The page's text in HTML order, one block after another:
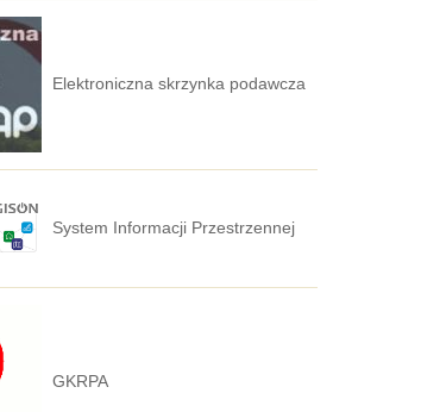
Elektroniczna skrzynka podawcza
System Informacji Przestrzennej
GKRPA